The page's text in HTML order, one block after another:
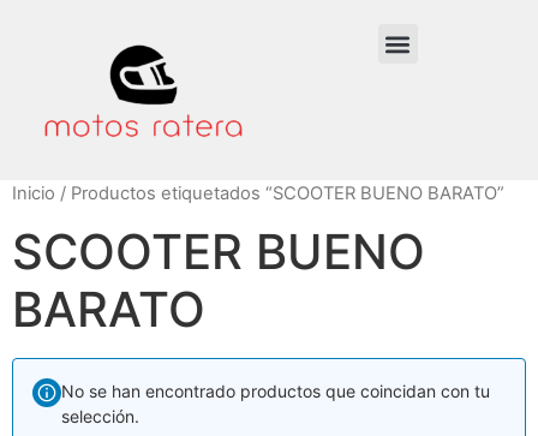
Inicio / Productos etiquetados “SCOOTER BUENO BARATO”
SCOOTER BUENO
BARATO
No se han encontrado productos que coincidan con tu
selección.